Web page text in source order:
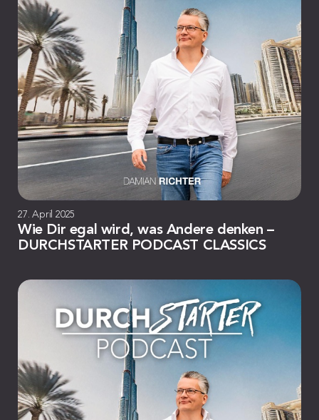
27. April 2025
Wie Dir egal wird, was Andere denken –
DURCHSTARTER PODCAST CLASSICS